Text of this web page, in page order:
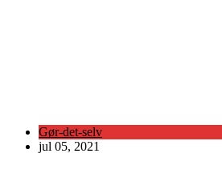
Gør-det-selv
jul 05, 2021